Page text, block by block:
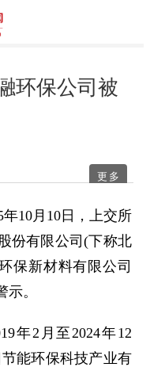
环保公司被
更多
10月10日，上交所
份有限公司(下称北
保新材料有限公司
。
2月至2024年12
能环保科技产业有